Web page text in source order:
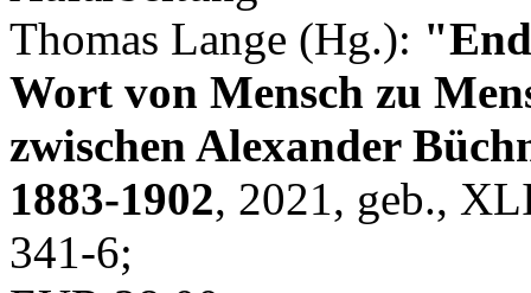
Thomas Lange (Hg.):
Wort von Mensch zu
zwischen Alexander
1883-1902, 2021, geb.,
341-6;